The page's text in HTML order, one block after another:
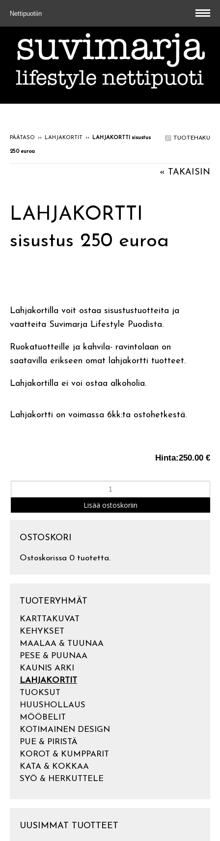
Nettipuotiin
TUOTEHAKU
PÄÄTASO ›› LAHJAKORTIT ›› LAHJAKORTTI sisustus
250 euroa
« TAKAISIN
LAHJAKORTTI
sisustus 250 euroa
Lahjakortilla voit ostaa sisustustuotteita ja
vaatteita Suvimarja Lifestyle Puodista.
Ruokatuotteille ja kahvila- ravintolaan on
saatavilla erikseen omat lahjakortti tuotteet.
Lahjakortilla ei voi ostaa alkoholia.
Lahjakortti on voimassa 6kk:ta ostohetkestä.
Hinta:250.00 €
OSTOSKORI
Ostoskorissa 0 tuotetta.
TUOTERYHMÄT
KARTTAKUVAT
KEHYKSET
MAALAA & TUUNAA
PESE & PUUNAA
KAUNIS ARKI
LAHJAKORTIT
TUOKSUT
HUUSHOLLAUS
MÖÖBELIT
KOTIMAINEN DESIGN
PUE & PIRISTÄ
KOROT & KUMPPARIT
KATA & KOKKAA
SYÖ & HERKUTTELE
UUSIMMAT TUOTTEET